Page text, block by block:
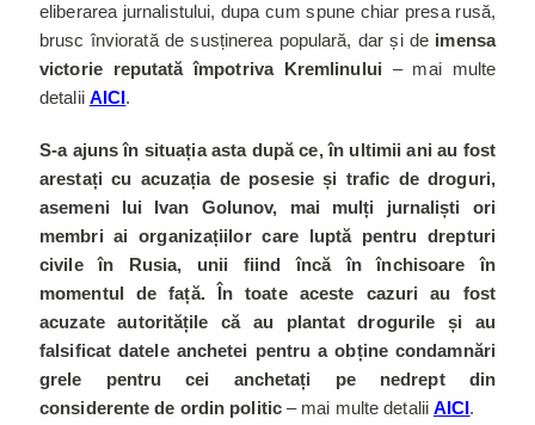
eliberarea jurnalistului, dupa cum spune chiar presa rusă,
brusc înviorată de susținerea populară, dar și de imensa
victorie reputată împotriva Kremlinului – mai multe
detalii AICI.
S-a ajuns în situația asta după ce, în ultimii ani au fost
arestați cu acuzația de posesie și trafic de droguri,
asemeni lui Ivan Golunov, mai mulți jurnaliști ori
membri ai organizațiilor care luptă pentru drepturi
civile în Rusia, unii fiind încă în închisoare în
momentul de față. În toate aceste cazuri au fost
acuzate autoritățile că au plantat drogurile și au
falsificat datele anchetei pentru a obține condamnări
grele pentru cei anchetați pe nedrept din
considerente de ordin politic– mai multe detaliiAICI.